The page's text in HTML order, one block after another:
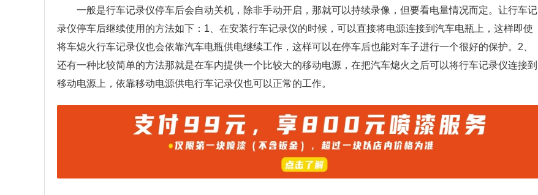
一般是行车记录仪停车后会自动关机，除非手动开启，那就可以持续录像，但要看电量情况而定。让行车记
录仪停车后继续使用的方法如下：1、在安装行车记录仪的时候，可以直接将电源连接到汽车电瓶上，这样即使
将车熄火行车记录仪也会依靠汽车电瓶供电继续工作，这样可以在停车后也能对车子进行一个很好的保护。2、
还有一种比较简单的方法那就是在车内提供一个比较大的移动电源，在把汽车熄火之后可以将行车记录仪连接到
移动电源上，依靠移动电源供电行车记录仪也可以正常的工作。